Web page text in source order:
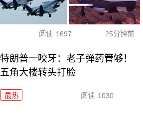
阅读 1697 25分钟前
特朗普一咬牙：老子弹药管够！
五角大楼转头打脸
最热 阅读 1030